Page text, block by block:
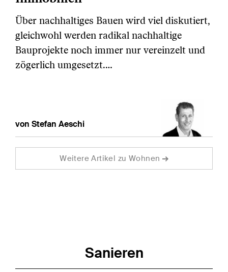
Über nachhaltiges Bauen wird viel diskutiert,
gleichwohl werden radikal nachhaltige
Bauprojekte noch immer nur vereinzelt und
zögerlich umgesetzt.…
von Stefan Aeschi
Weitere Artikel zu Wohnen
Sanieren